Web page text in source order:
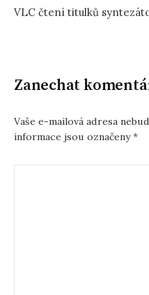
VLC čtení titulků
Zanechat
Vaše e-mailová adresa
informace jsou označeny*